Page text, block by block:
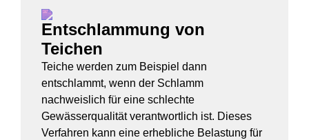
Entschlammung von
Teichen
Teiche werden zum Beispiel dann
entschlammt, wenn der Schlamm
nachweislich für eine schlechte
Gewässerqualität verantwortlich ist. Dieses
Verfahren kann eine erhebliche Belastung für